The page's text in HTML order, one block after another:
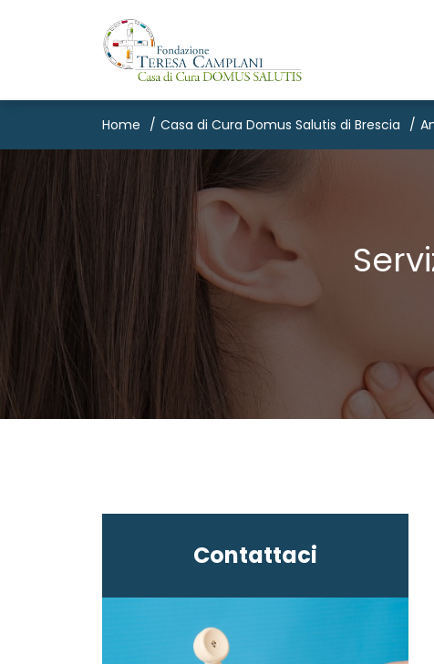
Home Casa di Cura Domus Salutis di Brescia
Contattaci